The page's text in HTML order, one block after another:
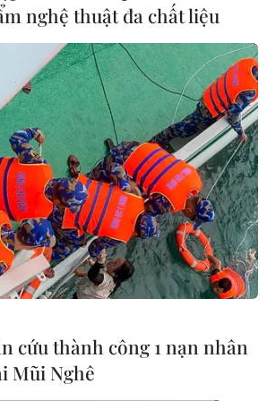
19 sẽ được tiêm trên cả
đối tượng
chọn mua các vắcxin an toàn, có
được Tổ chức Y tế thế giới tiền
phê chuẩn bởi một cơ quan quản lý
giá cả phù hợp.
nghệ thuật đa chất liệu
cứu thành công 1 nạn nhân
Mũi Nghê